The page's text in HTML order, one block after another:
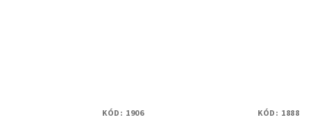
KÓD: 1906 KÓD: 1888